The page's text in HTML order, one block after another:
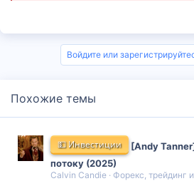
Войдите или
Похожие темы
💵 Инвестиции
[Andy
потоку (2025)
Calvin Candie
Форекс, трейдинг